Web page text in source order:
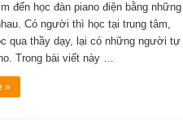
đến học đàn piano điện bằng những
Có người thì học tại trung tâm,
qua thầy dạy, lại có những người tự
Trong bài viết này …
»